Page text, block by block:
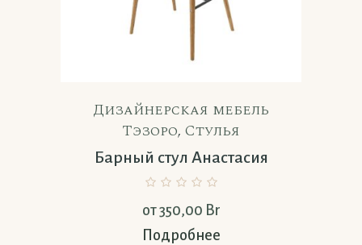
Дизайнерская мебель
Тэзоро, Стулья
Барный стул Анастасия
от350,00 Br
Подробнее